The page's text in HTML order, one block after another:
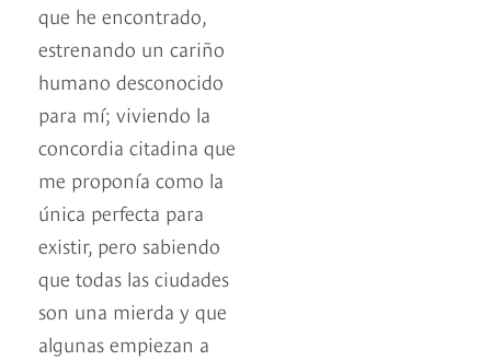
que he encontrado,
estrenando un cariño
humano desconocido
para mí; viviendo la
concordia citadina que
me proponía como la
única perfecta para
existir, pero sabiendo
que todas las ciudades
son una mierda y que
algunas empiezan a